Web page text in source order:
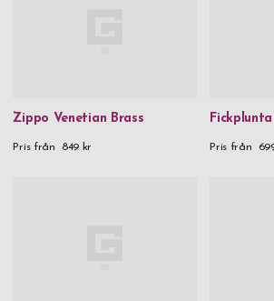
Zippo Venetian Brass
Pris från 849 kr Pris från